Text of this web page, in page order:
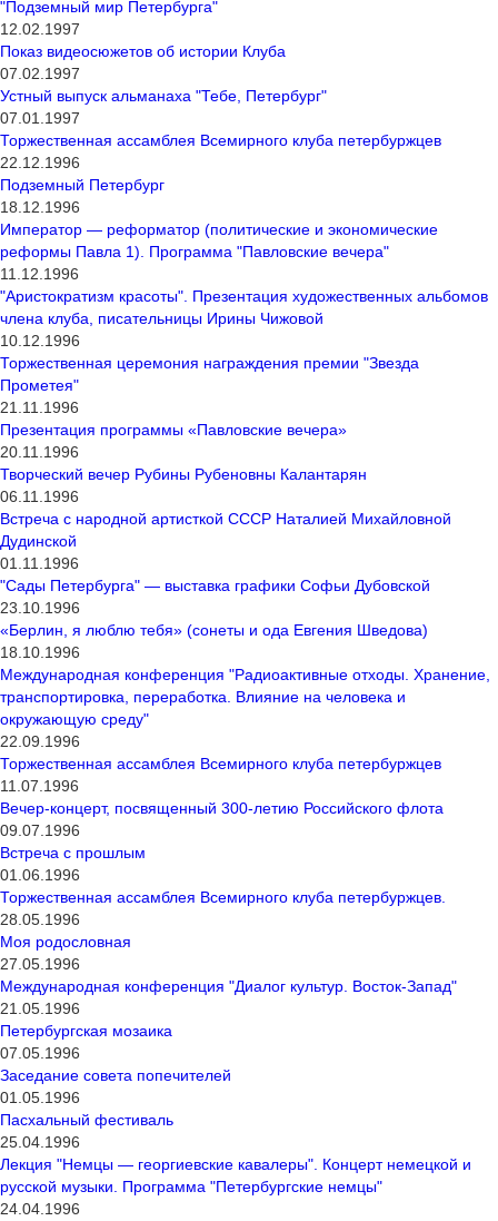
"Подземный мир Петербурга"
12.02.1997
Показ видеосюжетов об истории Клуба
07.02.1997
Устный выпуск альманаха "Тебе, Петербург"
07.01.1997
Торжественная ассамблея Всемирного клуба петербуржцев
22.12.1996
Подземный Петербург
18.12.1996
Император — реформатор (политические и экономические
реформы Павла 1). Программа "Павловские вечера"
11.12.1996
"Аристократизм красоты". Презентация художественных альбомов
члена клуба, писательницы Ирины Чижовой
10.12.1996
Торжественная церемония награждения премии "Звезда
Прометея"
21.11.1996
Презентация программы «Павловские вечера»
20.11.1996
Творческий вечер Рубины Рубеновны Калантарян
06.11.1996
Встреча с народной артисткой СССР Наталией Михайловной
Дудинской
01.11.1996
"Сады Петербурга" — выставка графики Софьи Дубовской
23.10.1996
«Берлин, я люблю тебя» (сонеты и ода Евгения Шведова)
18.10.1996
Международная конференция "Радиоактивные отходы. Хранение,
транспортировка, переработка. Влияние на человека и
окружающую среду"
22.09.1996
Торжественная ассамблея Всемирного клуба петербуржцев
11.07.1996
Вечер-концерт, посвященный 300-летию Российского флота
09.07.1996
Встреча с прошлым
01.06.1996
Торжественная ассамблея Всемирного клуба петербуржцев.
28.05.1996
Моя родословная
27.05.1996
Международная конференция "Диалог культур. Восток-Запад"
21.05.1996
Петербургская мозаика
07.05.1996
Заседание совета попечителей
01.05.1996
Пасхальный фестиваль
25.04.1996
Лекция "Немцы — георгиевские кавалеры". Концерт немецкой и
русской музыки. Программа "Петербургские немцы"
24.04.1996